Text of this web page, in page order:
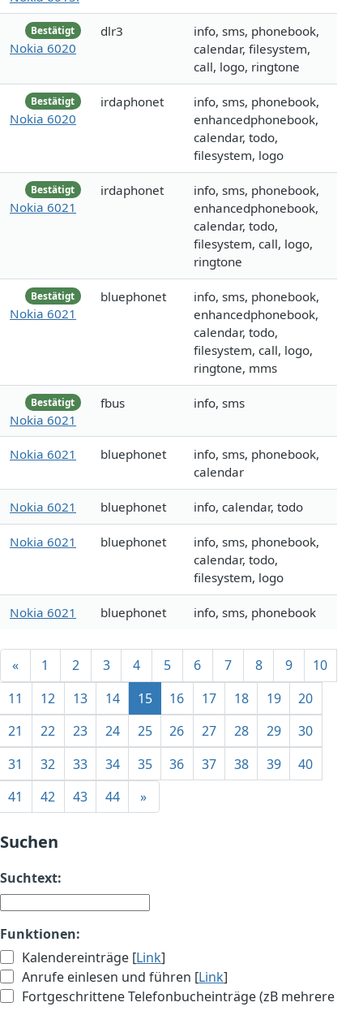
Bestätigt
Nokia 6020
dlr3
info, sms, phonebook,
calendar, filesystem,
call, logo, ringtone
Bestätigt
Nokia 6020
irdaphonet
info, sms, phonebook,
enhancedphonebook,
calendar, todo,
filesystem, logo
Bestätigt
Nokia 6021
irdaphonet
info, sms, phonebook,
enhancedphonebook,
calendar, todo,
filesystem, call, logo,
ringtone
Bestätigt
Nokia 6021
bluephonet
info, sms, phonebook,
enhancedphonebook,
calendar, todo,
filesystem, call, logo,
ringtone, mms
Bestätigt
Nokia 6021
fbus info, sms
Nokia 6021 bluephonet
info, sms, phonebook,
calendar
Nokia 6021 bluephonet info, calendar, todo
Nokia 6021 bluephonet
info, sms, phonebook,
calendar, todo,
filesystem, logo
Nokia 6021 bluephonet info, sms, phonebook
« 1 2 3 4 5 6 7 8 9
10
11
12 13 14 15 16 17 18 19
20
21
22 23 24 25 26 27 28 29
30
31
32 33 34 35 36 37 38 39
40
41
42 43 44 »
Suchen
Suchtext:
Funktionen:
Kalendereinträge [Link]
Anrufe einlesen und führen [Link]
Fortgeschrittene Telefonbucheinträge (zB mehrere